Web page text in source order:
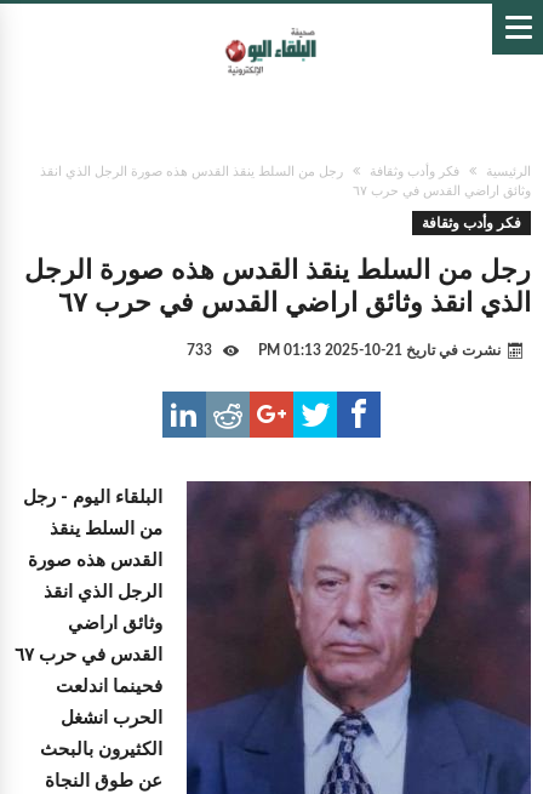
الرئيسية فكر وأدب وثقافة
رجل من السلط ينقذ القدس هذه صورة الرجل الذي انقذ
وثائق اراضي القدس في حرب ٦٧
فكر وأدب وثقافة
رجل من السلط ينقذ القدس هذه صورة الرجل
الذي انقذ وثائق اراضي القدس في حرب ٦٧
نشرت في تاريخ 21-10-2025 01:13 PM
البلقاء اليوم - رجل
من السلط ينقذ
القدس هذه صورة
الرجل الذي انقذ
وثائق اراضي
القدس في حرب ٦٧
فحينما اندلعت
الحرب انشغل
الكثيرون بالبحث
عن طوق النجاة